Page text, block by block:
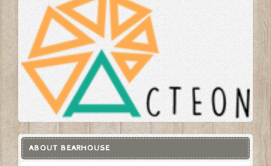
ABOUT BEARHOUSE